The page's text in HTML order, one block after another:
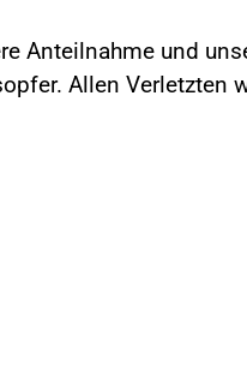
Anteilnahme und
Allen Verletzten